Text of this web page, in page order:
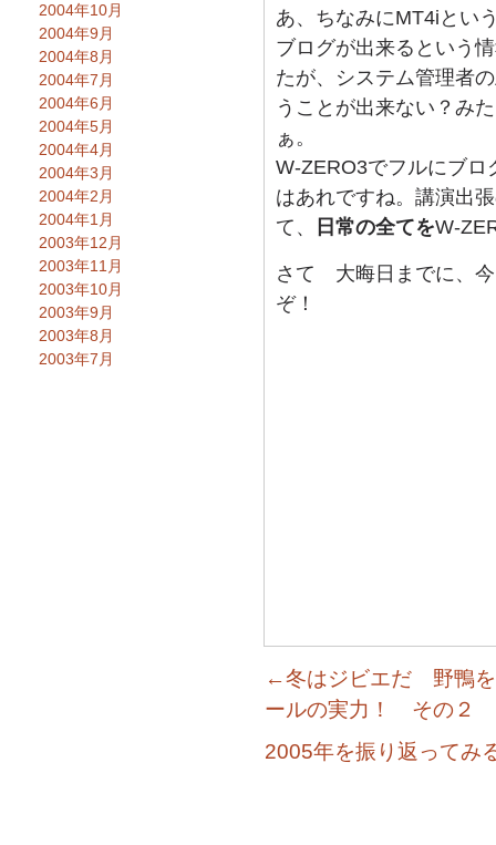
あ、ちなみにMT4iとい
ブログが出来るという
たが、システム管理者
うことが出来ない？み
ぁ。
W-ZERO3でフルにブロ
はあれですね。講演出
て、
日常の全てをW-
さて 大晦日までに、
ぞ！
←冬はジビエだ 野鴨
ールの実力！ その２
2005年を振り返ってみ
2004年10月
2004年9月
2004年8月
2004年7月
2004年6月
2004年5月
2004年4月
2004年3月
2004年2月
2004年1月
2003年12月
2003年11月
2003年10月
2003年9月
2003年8月
2003年7月